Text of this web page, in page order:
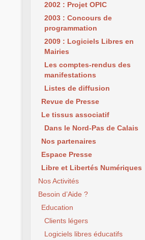
2002 : Projet OPIC
2003 : Concours de
programmation
2009 : Logiciels Libres en
Mairies
Les comptes-rendus des
manifestations
Listes de diffusion
Revue de Presse
Le tissus associatif
Dans le Nord-Pas de Calais
Nos partenaires
Espace Presse
Libre et Libertés Numériques
Nos Activités
Besoin d’Aide ?
Education
Clients légers
Logiciels libres éducatifs